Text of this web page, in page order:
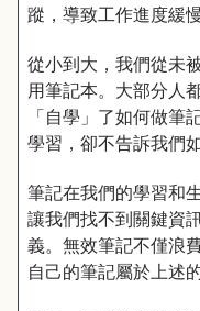
蹤，導致工作進度緩
從小到大，我們從未
用筆記本。大部分人
「自學」了如何做筆
學習，卻不告訴我們
筆記在我們的學習和
讓我們找不到關鍵資
義。無效筆記不僅浪
自己的筆記屬於上述